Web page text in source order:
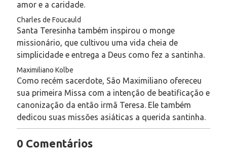
amor e a caridade.
Charles de Foucauld
Santa Teresinha também inspirou o monge
missionário, que cultivou uma vida cheia de
simplicidade e entrega a Deus como fez a santinha.
Maximiliano Kolbe
Como recém sacerdote, São Maximiliano ofereceu
sua primeira Missa com a intenção de beatificação e
canonização da então irmã Teresa. Ele também
dedicou suas missões asiáticas a querida santinha.
0 Comentários